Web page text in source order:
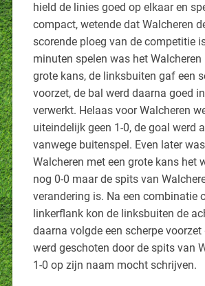
hield de linies goed op elkaar en
compact, wetende dat Walcheren
scorende ploeg van de competitie
minuten spelen was het Walcheren
grote kans, de linksbuiten gaf een
voorzet, de bal werd daarna goed
verwerkt. Helaas voor Walcheren
uiteindelijk geen 1-0, de goal werd
vanwege buitenspel. Even later
Walcheren met een grote kans het
nog 0-0 maar de spits van
verandering is. Na een combinatie
linkerflank kon de linksbuiten de
daarna volgde een scherpe voorzet
werd geschoten door de spits van
1-0 op zijn naam mocht schrijven.